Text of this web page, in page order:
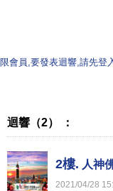
限會員,要發表迴響,請先登
迴響（2） ：
2樓. 人神
2021 /04/28 15: